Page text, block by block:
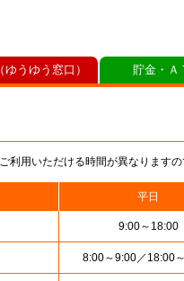
利用いただける時間が異なります
平日
9:00～18:00
8:00～9:00／18:00
ゆうゆう窓口） 貯金・Ａ